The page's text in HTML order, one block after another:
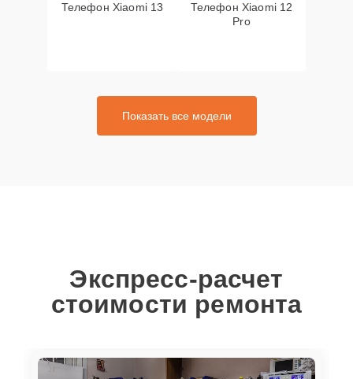
Телефон Xiaomi 13
Телефон Xiaomi 12
Pro
Показать все модели
Экспресс-расчет
стоимости ремонта